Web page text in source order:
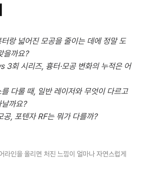
랑 넓어진 모공을 줄이는 데에 정말 도
을까요?
3회 시리즈, 흉터·모공 변화의 누적은 어
다룰 때, 일반 레이저와 무엇이 다르고
까요?
공, 포텐자 RF는 뭐가 다를까?
라인을 올리면 처진 느낌이 얼마나 자연스럽게